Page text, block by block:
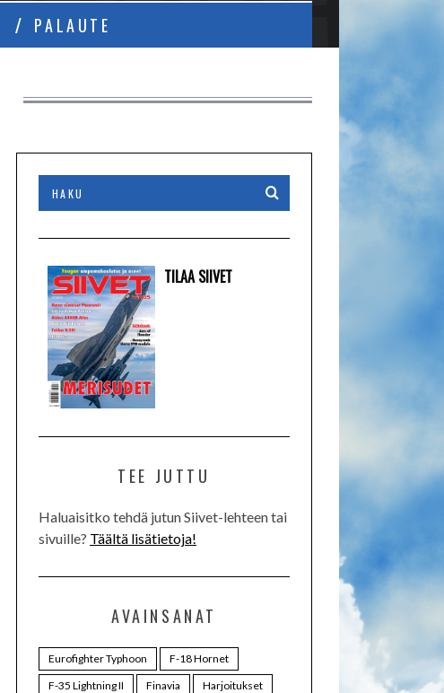
PALAUTE
TILAA SIIVET
TEE JUTTU
Haluaisitko tehdä jutun Siivet-lehteen tai
sivuille? Täältä lisätietoja!
AVAINSANAT
Eurofighter Typhoon
F-18 Hornet
F-35 Lightning II
Finavia
Harjoitukset